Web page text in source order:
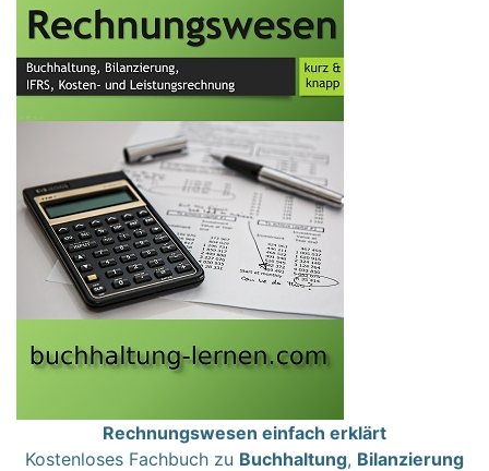
Rechnungswesen einfach erklärt
Kostenloses Fachbuch zu Buchhaltung, Bilanzierung